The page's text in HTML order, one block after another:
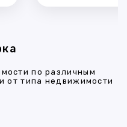
по различным
от типа недвижимости